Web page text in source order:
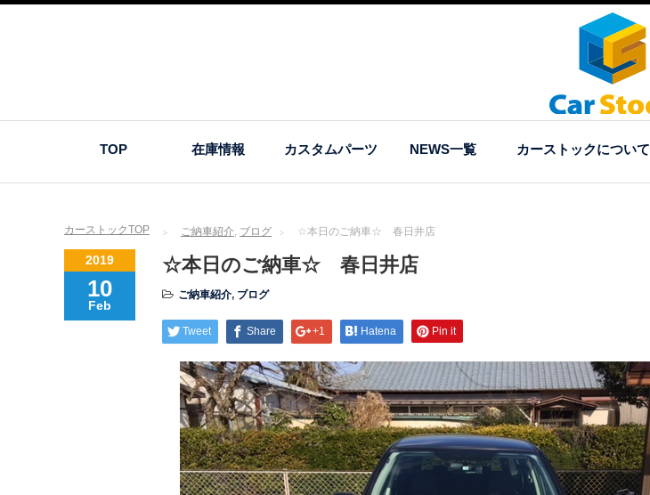
TOP 在庫情報 カスタムパーツ NEWS一覧 カーストックについて
カーストックTOP ご納車紹介, ブログ ☆本日のご納車☆ 春日井店
2019
10
Feb
☆本日のご納車☆ 春日井店
ご納車紹介, ブログ
Tweet Share +1 Hatena Pin it